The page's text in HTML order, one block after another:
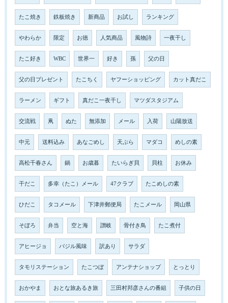
たこ焼き 鉄板焼き 新商品 お試し ランキング
やわらか 限定 お徳 人気商品 風物詩 一夜干し
たこ好き WBC 世界一 好き 孫 父の日
父の日プレゼント たこちく ヤフーショッピング カット真だこ
ラーメン ギフト 真だこ一夜干し マツダスタジアム
交流戦 凧 ぬた 無添加 メール 入荷 山陽放送
中元 送料込み あなごめし 天ぷら マダコ めしの素
高松千春さん 鍋 お歳暮 たいらぎ貝 貝柱 お休み
干だこ 多幸（たこ）メール 47クラブ たこめしの素
ひだこ タコメール 下津井郵便局 たこメール 岡山県
そぼろ 弁当 空と海 讃岐 骨付き鳥 たこ煮付
アヒージョ バジル風味 訳あり サラダ
タモリステーション たこつぼ アンテナショップ とっとり
おかやま おとな旅あるき旅 三田村邦彦さんの番組 子供の日